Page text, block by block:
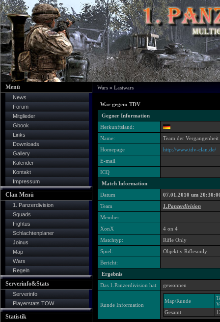
Menü
News
Forum
Mitglieder
Gbook
Links
Downloads
Gallery
Kalender
Kontakt
Impressum
Clan Menü
1. Panzerdivision
Squads
Fightus
Schlachtenplaner
Joinus
Map
Wars
Regeln
Serverinfo&Stats
Serverinfo
Playerstats TOW
Statistik
Wars » Lastwars
War gegen: TDV
Gegner Information
Herkunftsland:
Name:
Team der Vergangenheit
Homepage
http://www.tdv-clan.de/
E-mail
ICQ
Match Information
Datum
07.01.2010 um
Team
1.Panzerdivision
Member
XonX
4 on 4
Matchtyp:
Rifle Only
Spiel:
Objektiv Riflesonly
Bericht:
Ergebnis
Das 1.Panzerdivision hat:
gewonnen
Runde Information
Map/Runde
Gesamt